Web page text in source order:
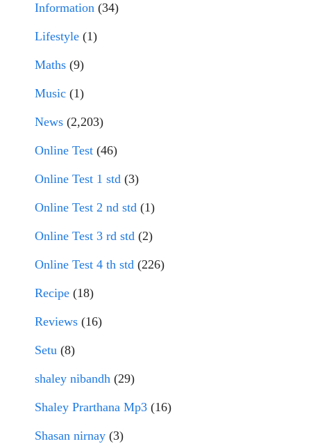
Information (34)
Lifestyle (1)
Maths (9)
Music (1)
News (2,203)
Online Test (46)
Online Test 1 std (3)
Online Test 2 nd std (1)
Online Test 3 rd std (2)
Online Test 4 th std (226)
Recipe (18)
Reviews (16)
Setu (8)
shaley nibandh (29)
Shaley Prarthana Mp3 (16)
Shasan nirnay (3)